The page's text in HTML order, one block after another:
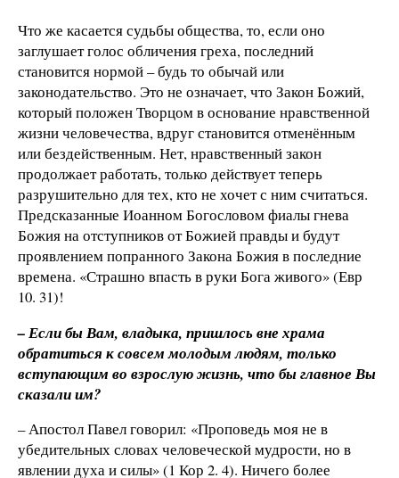
Что же касается судьбы общества, то, если оно
заглушает голос обличения греха, последний
становится нормой – будь то обычай или
законодательство. Это не означает, что Закон Божий,
который положен Творцом в основание нравственной
жизни человечества, вдруг становится отменённым
или бездейственным. Нет, нравственный закон
продолжает работать, только действует теперь
разрушительно для тех, кто не хочет с ним считаться.
Предсказанные Иоанном Богословом фиалы гнева
Божия на отступников от Божией правды и будут
проявлением попранного Закона Божия в последние
времена. «Страшно впасть в руки Бога живого» (Евр
10. 31)!
– Если бы Вам, владыка, пришлось вне храма
обратиться к совсем молодым людям, только
вступающим во взрослую жизнь, что бы главное Вы
сказали им?
– Апостол Павел говорил: «Проповедь моя не в
убедительных словах человеческой мудрости, но в
явлении духа и силы» (1 Кор 2. 4). Ничего более